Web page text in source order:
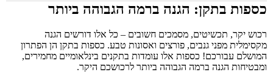
כספות בתקן: הגנה ברמה הגבוהה ביותר
רכוש יקר, תכשיטים, מסמכים חשובים – כל אלו דורשים הגנה
מקסימלית מפני גנבים, פורצים ואסונות טבע. כספות בתקן הן הפתרון
המושלם עבורכם! כספות אלו עומדות בתקנים בינלאומיים מחמירים,
ומבטיחות הגנה ברמה הגבוהה ביותר לרכושכם היקר.